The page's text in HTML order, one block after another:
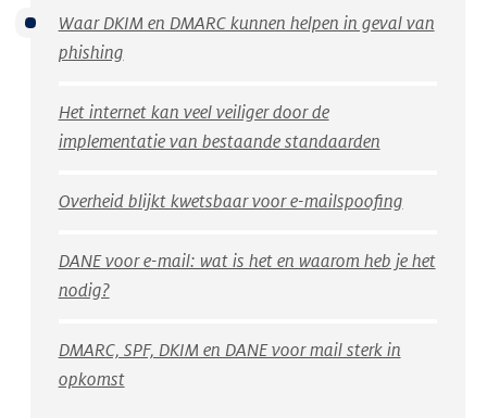
Waar DKIM en DMARC kunnen helpen in geval van
phishing
Het internet kan veel veiliger door de
implementatie van bestaande standaarden
Overheid blijkt kwetsbaar voor e-mailspoofing
DANE voor e-mail: wat is het en waarom heb je het
nodig?
DMARC, SPF, DKIM en DANE voor mail sterk in
opkomst